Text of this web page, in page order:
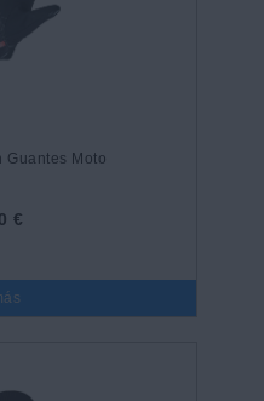
Guantes Moto
€